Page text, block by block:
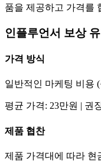
품을 제공하고 가격를
인플루언서 보상
가격 방식
일반적인 마케팅 비용
평균 가격: 23만원 | 권
제품 협찬
제품 가격대에 따라 현